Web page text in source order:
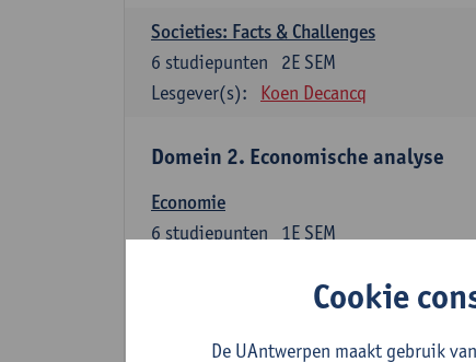
Societies: Facts & Challenges
2E SEM
6 studiepunten
Lesgever(s):
Koen Decancq
Domein 2. Economische analyse
Economie
1E SEM
6 studiepunten
Cookie
De UAntwerpen maakt gebruik